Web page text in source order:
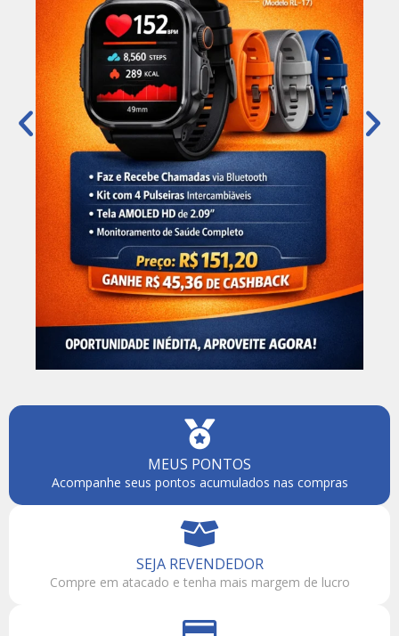
MEUS PONTOS
Acompanhe seus pontos acumulados nas compras
SEJA REVENDEDOR
Compre em atacado e tenha mais margem de lucro